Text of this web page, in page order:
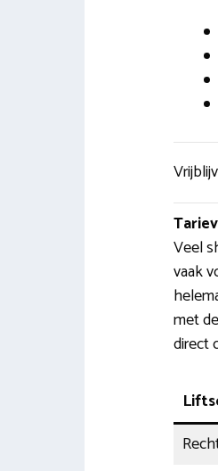
Veel
vaak
met
direct